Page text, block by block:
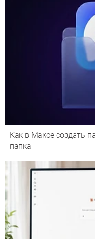
Как в Максе создать
папка